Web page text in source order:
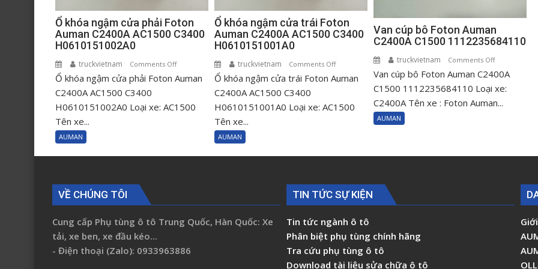
Ổ khóa ngậm cửa phải Foton
Auman C2400A AC1500 C3400
H0610151002A0
truckvietnam Comments Offon
Ổ
ngậm
Auman
H0610151002A0
Ổ khóa ngậm cửa phải Foton Auman
C2400A AC1500 C3400
H0610151002A0 Loại xe: AC1500
Tên xe...
AUMAN
Ổ khóa ngậm cửa trái Foton
Auman C2400A AC1500 C3400
H0610151001A0
truckvietnam Comments Offon
Ổ
ngậm
Auman
C3400
H0610151001A0
Ổ khóa ngậm cửa trái Foton Auman
C2400A AC1500 C3400
H0610151001A0 Loại xe: AC1500
Tên xe...
AUMAN
Van cúp bô Foton Auman
C2400A C1500 1112235684110
truckvietnam Comments Offon
Van
cúp
Van cúp bô Foton Auman C2400A
C1500 1112235684110 Loại xe:
C2400A Tên xe : Foton Auman...
AUMAN
VỀ CHÚNG TÔI
Cung cấp Phụ tùng ô tô Trung Quốc, Hàn Quốc: Xe
tải, xe ben, xe đầu kéo...
- Điện thoại (Zalo): 0933963886
TIN TỨC SỰ KIỆN
Tin tức ngành ô tô
Phân biệt phụ tùng chính hãng
Tra cứu phụ tùng ô tô
Download tài liệu sửa chữa ô tô